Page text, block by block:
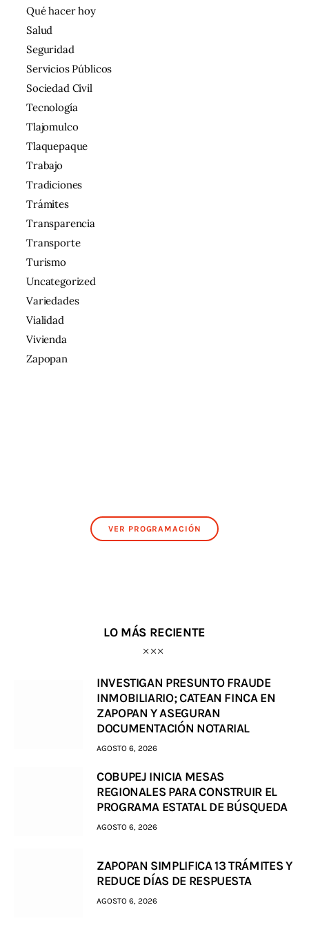
Qué hacer hoy
Salud
Seguridad
Servicios Públicos
Sociedad Civil
Tecnología
Tlajomulco
Tlaquepaque
Trabajo
Tradiciones
Trámites
Transparencia
Transporte
Turismo
Uncategorized
Variedades
Vialidad
Vivienda
Zapopan
VER PROGRAMACIÓN
LO MÁS RECIENTE
INVESTIGAN PRESUNTO FRAUDE
INMOBILIARIO; CATEAN FINCA EN
ZAPOPAN Y ASEGURAN
DOCUMENTACIÓN NOTARIAL
AGOSTO 6, 2026
COBUPEJ INICIA MESAS
REGIONALES PARA CONSTRUIR EL
PROGRAMA ESTATAL DE BÚSQUEDA
AGOSTO 6, 2026
ZAPOPAN SIMPLIFICA 13 TRÁMITES Y
REDUCE DÍAS DE RESPUESTA
AGOSTO 6, 2026